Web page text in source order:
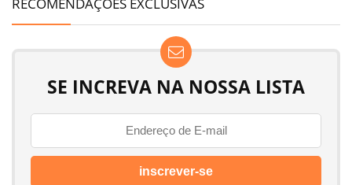
Gasolina Cidade 15,3 km/l
Etanol Cidade 10,8 km/l
Etanol Estrada 11,0 km/l
SE INCREVA NA NOSSA LISTA